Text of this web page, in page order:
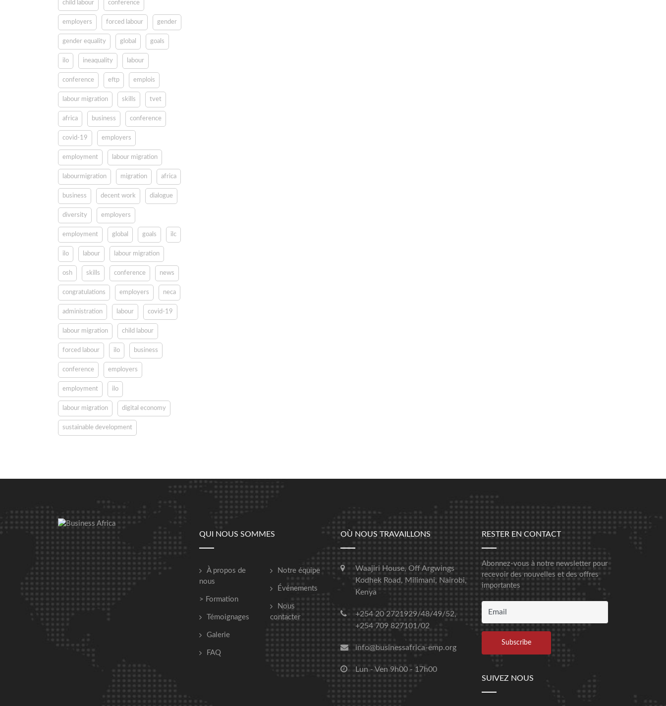
child labour conference
employers forced labour gender
gender equality global goals
ilo ineaquality labour
conference eftp emplois
labour migration skills tvet
africa business conference
covid-19 employers
employment labour migration
labourmigration migration africa
business decent work dialogue
diversity employers
employment global goals ilc
ilo labour labour migration
osh skills conference news
congratulations employers neca
administration labour covid-19
labour migration child labour
forced labour ilo business
conference employers
employment ilo
labour migration digital economy
sustainable development
QUI NOUS SOMMES
À propos de
nous
> Formation
Témoignages
Galerie
FAQ
Notre équipe
Événements
Nous
contacter
OÙ NOUS TRAVAILLONS
Waajiri House, Off Argwings
Kodhek Road, Milimani, Nairobi,
Kenya
+254 20 2721929/48/49/52,
+254 709 827101/02
info@businessafrica-emp.org
Lun - Ven 9h00 - 17h00
RESTER EN CONTACT
Abonnez-vous à notre newsletter pour
recevoir des nouvelles et des offres
importantes
SUIVEZ NOUS